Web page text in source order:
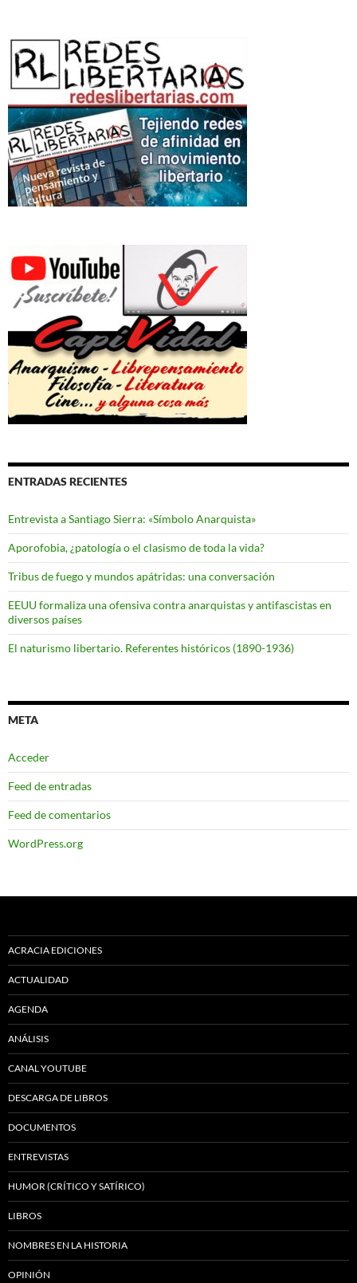
ENTRADAS RECIENTES
Entrevista a Santiago Sierra: «Símbolo Anarquista»
Aporofobia, ¿patología o el clasismo de toda la vida?
Tribus de fuego y mundos apátridas: una conversación
EEUU formaliza una ofensiva contra anarquistas y antifascistas en
diversos países
El naturismo libertario. Referentes históricos (1890-1936)
META
Acceder
Feed de entradas
Feed de comentarios
WordPress.org
ACRACIA EDICIONES
ACTUALIDAD
AGENDA
ANÁLISIS
CANAL YOUTUBE
DESCARGA DE LIBROS
DOCUMENTOS
ENTREVISTAS
HUMOR (CRÍTICO Y SATÍRICO)
LIBROS
NOMBRES EN LA HISTORIA
OPINIÓN